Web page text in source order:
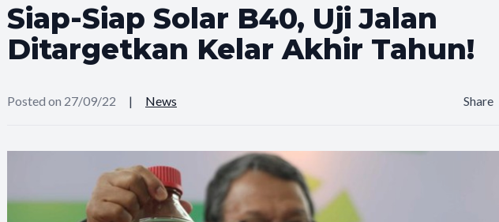
Siap-Siap Solar B40, Uji Jalan
Ditargetkan Kelar Akhir Tahun!
Posted on 27/09/22 | News Share